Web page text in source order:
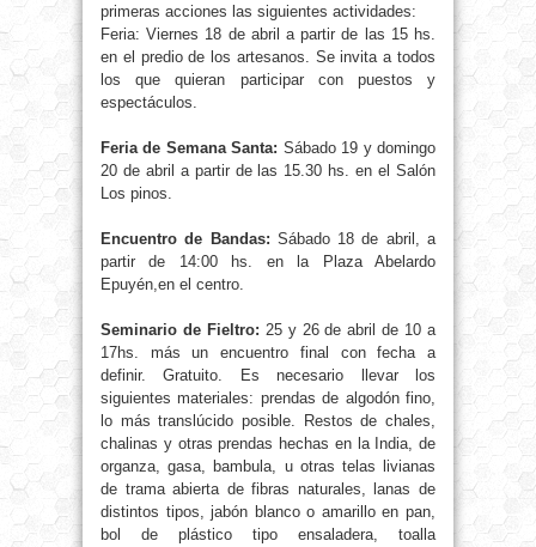
primeras acciones las siguientes actividades:
Feria: Viernes 18 de abril a partir de las 15 hs.
en el predio de los artesanos. Se invita a todos
los que quieran participar con puestos y
espectáculos.
Feria de Semana Santa: Sábado 19 y domingo
20 de abril a partir de las 15.30 hs. en el Salón
Los pinos.
Encuentro de Bandas: Sábado 18 de abril, a
partir de 14:00 hs. en la Plaza Abelardo
Epuyén,en el centro.
Seminario de Fieltro: 25 y 26 de abril de 10 a
17hs. más un encuentro final con fecha a
definir. Gratuito. Es necesario llevar los
siguientes materiales: prendas de algodón fino,
lo más translúcido posible. Restos de chales,
chalinas y otras prendas hechas en la India, de
organza, gasa, bambula, u otras telas livianas
de trama abierta de fibras naturales, lanas de
distintos tipos, jabón blanco o amarillo en pan,
bol de plástico tipo ensaladera, toalla